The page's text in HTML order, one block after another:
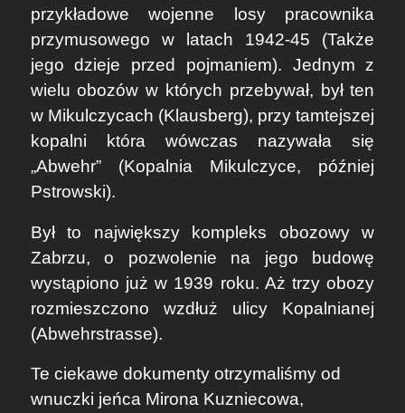
przykładowe wojenne losy pracownika
przymusowego w latach 1942-45 (Także
jego dzieje przed pojmaniem). Jednym z
wielu obozów w których przebywał, był ten
w Mikulczycach (Klausberg), przy tamtejszej
kopalni która wówczas nazywała się
„Abwehr” (Kopalnia Mikulczyce, później
Pstrowski).
Był to największy kompleks obozowy w
Zabrzu, o pozwolenie na jego budowę
wystąpiono już w 1939 roku. Aż trzy obozy
rozmieszczono wzdłuż ulicy Kopalnianej
(Abwehrstrasse).
Te ciekawe dokumenty otrzymaliśmy od
wnuczki jeńca Mirona Kuzniecowa,